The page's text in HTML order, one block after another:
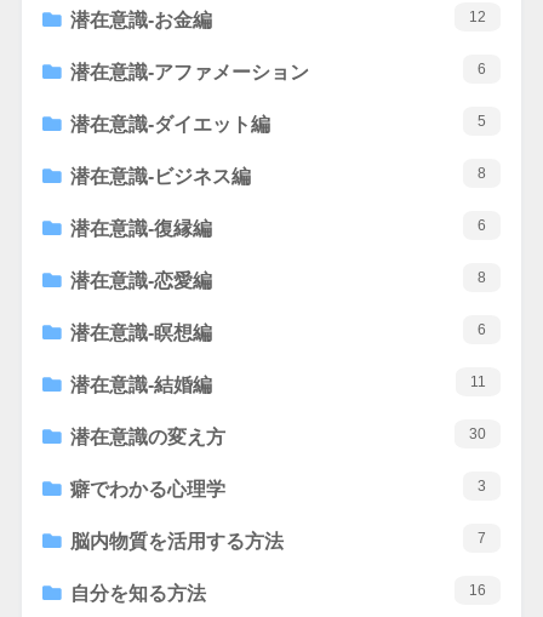
潜在意識-お金編 12
潜在意識-アファメーション 6
潜在意識-ダイエット編 5
潜在意識-ビジネス編 8
潜在意識-復縁編 6
潜在意識-恋愛編 8
潜在意識-瞑想編 6
潜在意識-結婚編 11
潜在意識の変え方 30
癖でわかる心理学 3
脳内物質を活用する方法 7
自分を知る方法 16